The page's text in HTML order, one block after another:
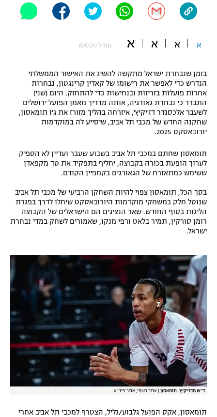
"מחצית בשכונה" – פודקאסט
משתתפים וזוכים בפרסים
תקנון משתתפים וזוכים בפרסים
תקנון עבור פעילות אלקטרה
תקנון עבור פעילות ספורט 1 – "מרלן"
טניס
גיימינג E-Sports
מדיניות פרטיות
תקנון פעילות ספורט 1
רשיון להקרנה פומבית לבית עסק
לוח דרושים – ג'ובנט
תגיות
המגזין
אופניים
ספורט מוטורי
פוטבול אמריקאי NFL
בייסבול MLB
ספורט אתגרי ואקסטרים
אומנויות לחימה
א א א א (גודל טקסט)
בזמן שנבחרת ישראל מתקשה להשיג את האישור הממשלתי
הנדרש כדי לאפשר את רישומו של קאדין קרינגטון, נבחרות
אחרות פועלות בזריזות ובנחישות כדי להתחזק. היום (שני)
התברר כי נבחרת גאורגיה, אותה מדריך מאמן הפועל ירושלים
לשעבר אלכסנדר דז'יקיץ', איזרחה בהליך מזורז את ג'ו תומאסון,
שחקנה החדש של מכבי תל אביב, שיסייע לה במוקדמות
יורובאסקט 2025.
תומאסון שחתם במכבי תל אביב בשבוע שעבר ועדיין לא הספיק
לערוך הופעת בכורה בקבוצה, יחליף בתפקיד את טד מקפאדן
ששימש כמתאזרח של הגאורגים בקמפיין הקודם.
בסך הכל, תומאסון צפוי להיות השחקן הרביעי של מכבי תל אביב
שנוטל חלק במשחקי מוקדמות היורובאסקט שיחלו לדרך בפגרת
הליגות בסוף החודש. שאר הנציגים הם הישראלים של הקבוצה
רומן סורקין, תמיר בלאט ורפי מנקו, שאמורים לשחק במדי נבחרת
ישראל.
ד"ש מדז'יקיץ'. תומאסון אתר רשמי, אתר פיב"א
תומאסון, אקס הפועל גלבוע/גליל, הצטרף למכבי תל אביב אחרי